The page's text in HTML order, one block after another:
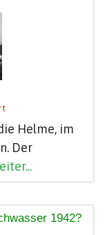
Helme, im
Der
1942?